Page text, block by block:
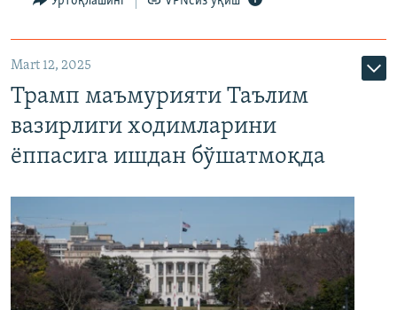
Mart 12, 2025
Трамп маъмурияти Таълим
вазирлиги ходимларини
ёппасига ишдан бўшатмоқда